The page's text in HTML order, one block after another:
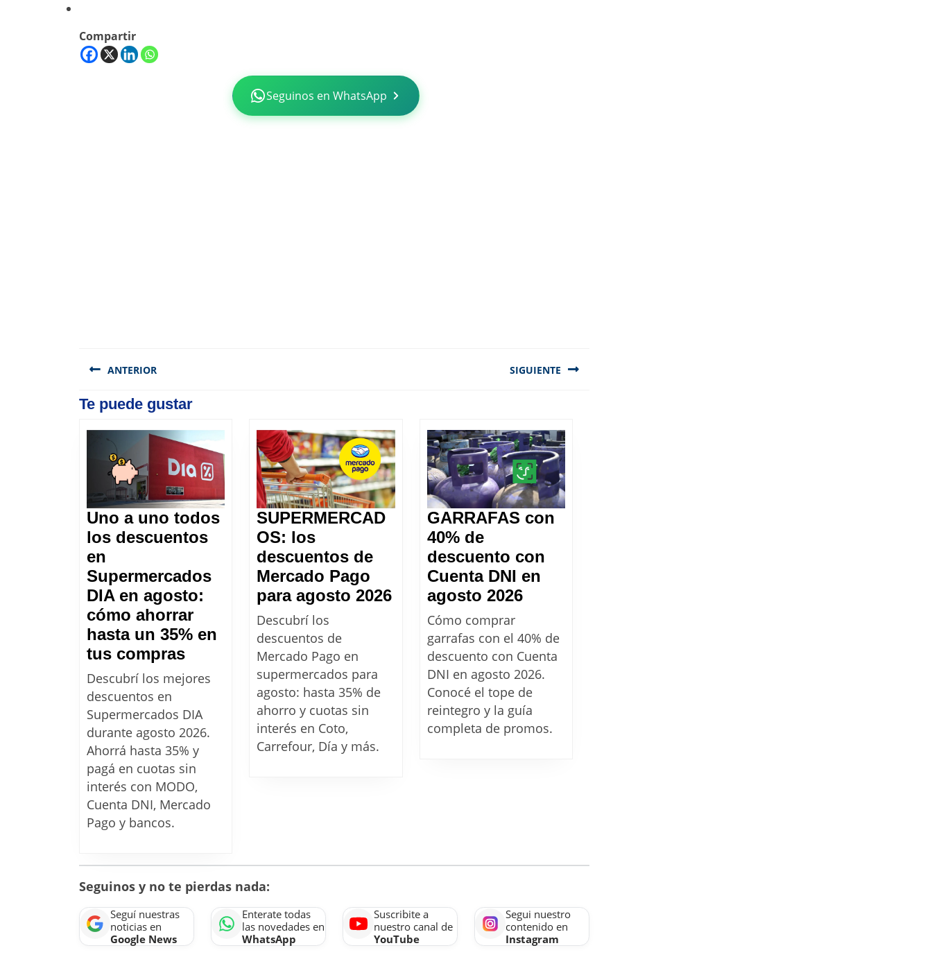
Compartir
Seguinos en WhatsApp
de
ANTERIOR
Previous
SIGUIENTE
Te puede gustar
Uno a uno todos
los descuentos
en
Supermercados
DIA en agosto:
cómo ahorrar
hasta un 35% en
tus comprasUno
a
todos
los
descuentos
en
Supermercados
DIA
cómo
ahorrar
hasta
35%
Descubrí los mejores
descuentos en
Supermercados DIA
durante agosto 2026.
Ahorrá hasta 35% y
pagá en cuotas sin
interés con MODO,
Cuenta DNI, Mercado
Pago y bancos.
SUPERMERCAD
OS: los
descuentos de
Mercado Pago
para agosto 2026SUPERMERCADOS:
descuentos
Mercado
Pago
agosto
Descubrí los
descuentos de
Mercado Pago en
supermercados para
agosto: hasta 35% de
ahorro y cuotas sin
interés en Coto,
Carrefour, Día y más.
GARRAFAS con
40% de
descuento con
Cuenta DNI en
agosto 2026GARRAFAS
40%
de
descuento
con
Cuenta
DNI
Cómo comprar
garrafas con el 40% de
descuento con Cuenta
DNI en agosto 2026.
Conocé el tope de
reintegro y la guía
completa de promos.
Seguinos y no te pierdas nada:
Seguí nuestras
noticias en
Google News
Enterate todas
las novedades en
WhatsApp
Suscribite a
nuestro canal de
YouTube
Segui nuestro
contenido en
Instagram